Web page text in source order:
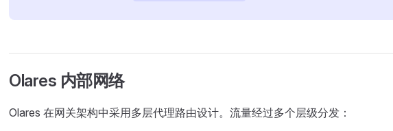
Olares 内部网络
Olares 在网关架构中采用多层代理路由设计。流量经过多个层级分发：